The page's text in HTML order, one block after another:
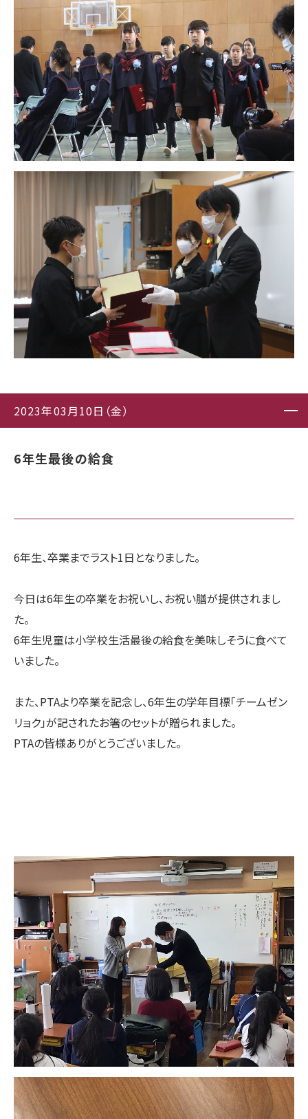
2023年03月10日（金）
6年生最後の給食
6年生、卒業までラスト1日となりました。
今日は6年生の卒業をお祝いし、お祝い膳が提供されまし
た。
6年生児童は小学校生活最後の給食を美味しそうに食べて
いました。
また、PTAより卒業を記念し、6年生の学年目標「チームゼン
リョク」が記されたお箸のセットが贈られました。
PTAの皆様ありがとうございました。